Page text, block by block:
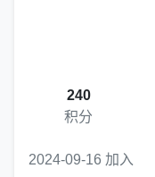
240
积分
2024-09-16 加入